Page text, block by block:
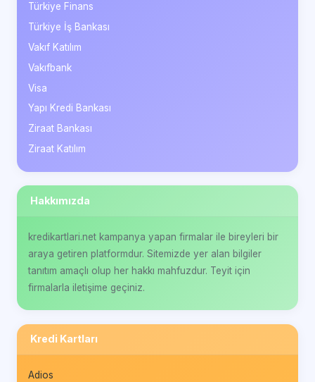
Türkiye Finans
Türkiye İş Bankası
Vakıf Katılım
Vakıfbank
Visa
Yapı Kredi Bankası
Ziraat Bankası
Ziraat Katılım
Hakkımızda
kredikartlari.net kampanya yapan firmalar ile bireyleri bir
araya getiren platformdur. Sitemizde yer alan bilgiler
tanıtım amaçlı olup her hakkı mahfuzdur. Teyit için
firmalarla iletişime geçiniz.
Kredi Kartları
Adios